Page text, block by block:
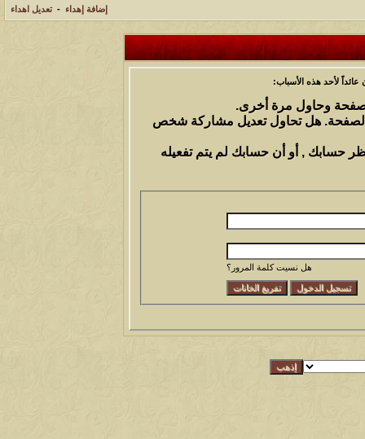
إضافة إهداء - تعديل اهداء
لأحد هذه الأسباب:
وحاول مرة أخرى.
الصفحة. هل تحاول تعديل مشاركة شخص
حسابك , أو أن حسابك لم يتم تفعيله
هل نسيت كلمة المرور؟